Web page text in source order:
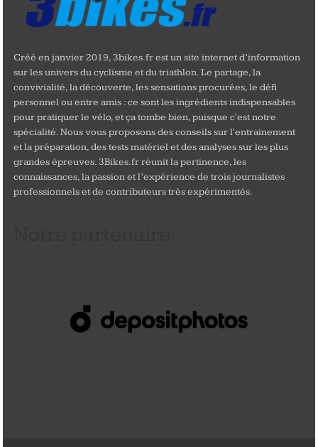
Créé en janvier 2019, 3bikes.fr est un site internet d’information
sur les univers du cyclisme et du triathlon. Le partage, la
convivialité, la découverte, les sensations procurées, le défi
personnel ou entre amis : ce sont les ingrédients indispensables
pour pratiquer le vélo, et ça tombe bien, puisque c'est notre
spécialité. Nous vous proposons des conseils sur l'entrainement
et la préparation, des tests matériel et des analyses sur les plus
grandes épreuves. 3Bikes.fr réunit la pertinence, les
connaissances, la passion et l’expérience de trois journalistes
professionnels et de contributeurs très expérimentés.